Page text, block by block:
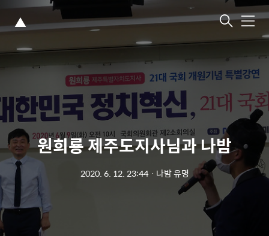
▲ 메
뉴
원희룡 제주도지사님과 나밤
2020. 6. 12. 23:44ㆍ 나밤 유명